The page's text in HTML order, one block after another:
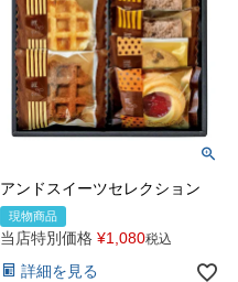
アンドスイーツセレクション
現物商品
当店特別価格 ¥1,080税込
詳細を見る